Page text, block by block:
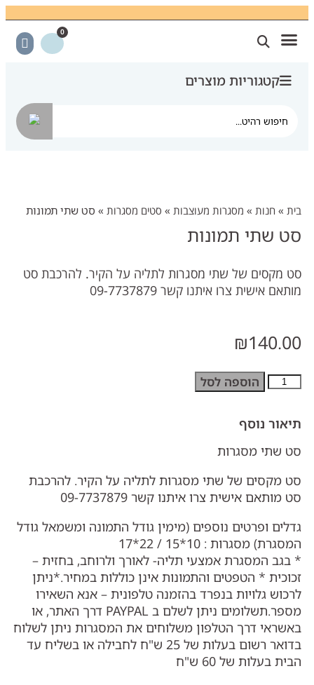
0
קטגוריות מוצרים
בית » חנות » מסגרות מעוצבות » סטים מסגרות » סט שתי תמונות
סט שתי תמונות
סט מקסים של שתי מסגרות לתליה על הקיר. להרכבת סט
מותאם אישית צרו איתנו קשר 09-7737879
₪140.00
הוספה לסל
תיאור נוסף
סט שתי מסגרות
סט מקסים של שתי מסגרות לתליה על הקיר. להרכבת
סט מותאם אישית צרו איתנו קשר 09-7737879
גדלים ופרטים נוספים (מימין גודל התמונה ומשמאל גודל
המסגרת) מסגרות : 10*15 / 22*17
* בגב המסגרת אמצעי תליה- לאורך ולרוחב, בחזית –
זכוכית * הטפטים והתמונות אינן כוללות במחיר.*ניתן
לרכוש גלויות בנפרד בהזמנה טלפונית – אנא השאירו
מספר.תשלומים ניתן לשלם ב PAYPAL דרך האתר, או
באשראי דרך הטלפון משלוחים את המסגרות ניתן לשלוח
בדואר רשום בעלות של 25 ש"ח לחבילה או בשליח עד
הבית בעלות של 60 ש"ח